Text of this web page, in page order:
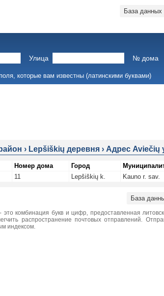
База данных
Улица № дома
которые вам известны (латинскими буквами)
› Lepšiškių деревня › Адрес Aviečių
Номер дома Город
11 Lepšiškių k. Kauno r. sav.
База
это комбинация букв и цифр, предоставленная
распространение почтовых отправлений.
индексом.